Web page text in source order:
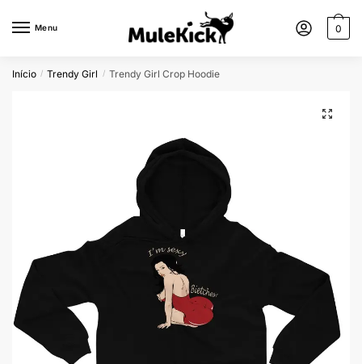
Menu 0
Início / Trendy Girl / Trendy Girl Crop Hoodie
🔍